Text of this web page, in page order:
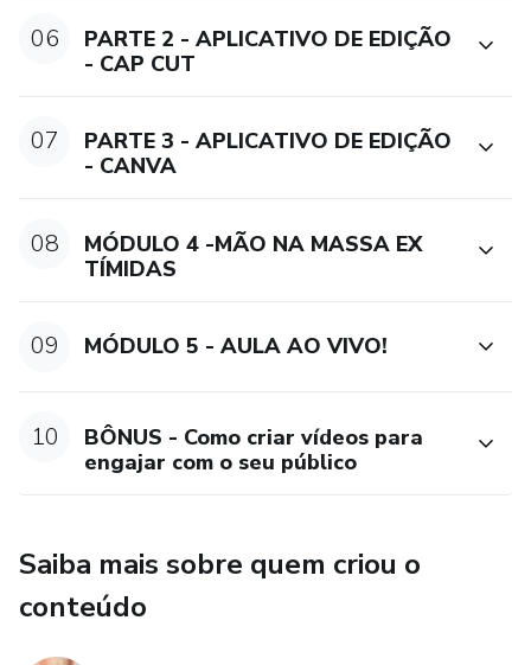
06
PARTE 2 - APLICATIVO DE EDIÇÃO
- CAP CUT
07
PARTE 3 - APLICATIVO DE EDIÇÃO
- CANVA
08
MÓDULO 4 -MÃO NA MASSA EX
TÍMIDAS
09 MÓDULO 5 - AULA AO VIVO!
10
BÔNUS - Como criar vídeos para
engajar com o seu público
Saiba mais sobre quem criou o
conteúdo